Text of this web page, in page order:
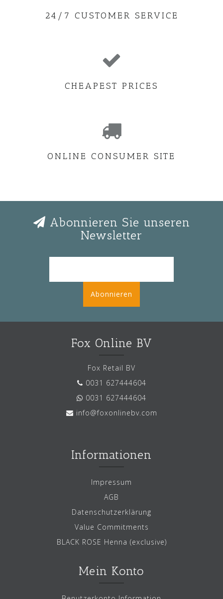
24/7 CUSTOMER SERVICE
CHEAPEST PRICES
ONLINE CONSUMER SITE
Abonnieren Sie unseren
Newsletter
Abonnieren
Fox Online BV
Fox Retail BV
0031 627444604
0031 627444604
info@foxonlinebv.com
Informationen
Impressum
AGB
Datenschutzerklärung
Value Commitments
BLACK ROSE Henna (exclusive)
Mein Konto